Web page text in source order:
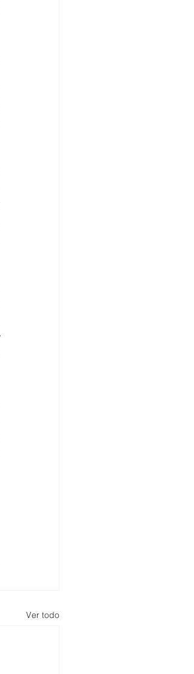
Ver todo